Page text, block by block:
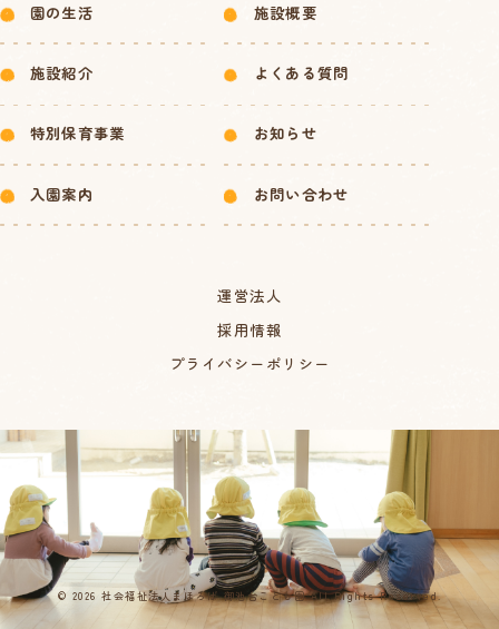
園の生活
施設紹介
特別保育事業
入園案内
施設概要
よくある質問
お知らせ
お問い合わせ
運営法人
採用情報
プライバシーポリシー
© 2026 社会福祉法人まほろば 御池台こども園 All Rights Reserved.